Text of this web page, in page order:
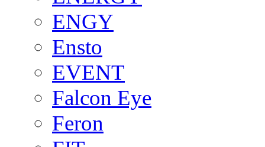
ENGY
Ensto
EVENT
Falcon Eye
Feron